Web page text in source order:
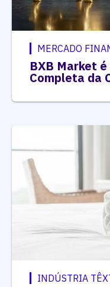
MERCADO
BXB Market
Completa da
INDÚSTRIA